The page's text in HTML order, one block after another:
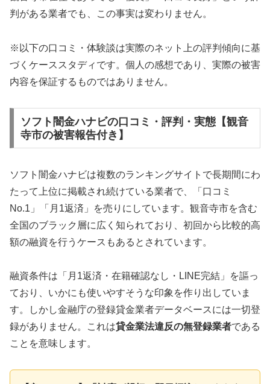
判がある業者でも、この事実は変わりません。
※以下の口コミ・体験談は実際のネット上の評判傾向に基
づくケーススタディです。個人の感想であり、実際の被害
内容を保証するものではありません。
ソフト闇金ハナビの口コミ・評判・実態【観音
寺市の被害報告付き】
ソフト闇金ハナビは複数のランキングサイトで長期間にわ
たって上位に掲載され続けている業者で、「口コミ
No.1」「月1返済」を売りにしています。観音寺市を含む
全国のブラック層に広く知られており、初回から比較的高
額の融資を行うケースもあるとされています。
融資条件は「月1返済・在籍確認なし・LINE完結」を謳っ
ており、いかにも使いやすそうな印象を作り出していま
す。しかし金融庁の登録貸金業者データベースには一切登
録がありません。これは貸金業法違反の無登録業者である
ことを意味します。